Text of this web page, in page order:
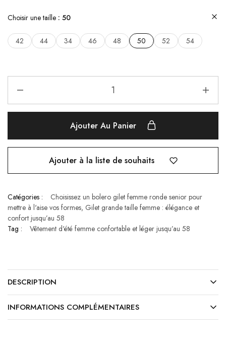
Choisir une taille 50
42 44 34 46 48 50 52 54
Ajouter Au Panier
Ajouter à la liste de souhaits
Catégories :
Choisissez un bolero gilet femme ronde senior pour
mettre à l'aise vos formes, Gilet grande taille femme : élégance et
confort jusqu’au 58
Tag :
Vêtement d'été femme confortable et léger jusqu’au 58
DESCRIPTION
INFORMATIONS COMPLÉMENTAIRES